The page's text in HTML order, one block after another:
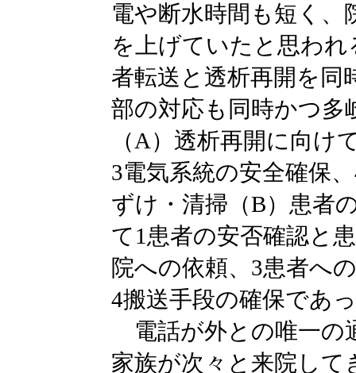
電や断水時間も短く、
を上げていたと思わ
者転送と透析再開を同
部の対応も同時かつ多
（A）透析再開に向け
3電気系統の安全確保
ずけ・清掃（B）患者
て1患者の安否確認と
院への依頼、3患者へ
4搬送手段の確保であ
電話が外との唯一の
家族が次々と来院し